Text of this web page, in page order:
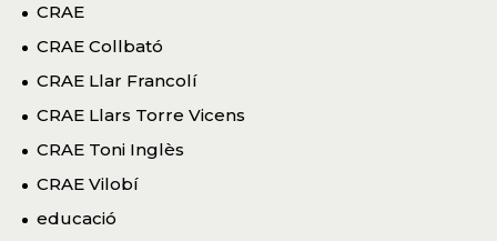
CRAE
CRAE Collbató
CRAE Llar Francolí
CRAE Llars Torre Vicens
CRAE Toni Inglès
CRAE Vilobí
educació